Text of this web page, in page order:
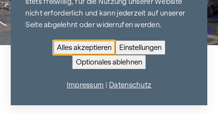
Zur Projektübersicht
FAHRBACHGASSE 6-8
nicht erforderlich und kann jederzeit auf unserer
Seite abgelehnt oder widerrufen werden.
Alles akzeptieren
Einstellungen
Optionales ablehnen
Impressum Datenschutz